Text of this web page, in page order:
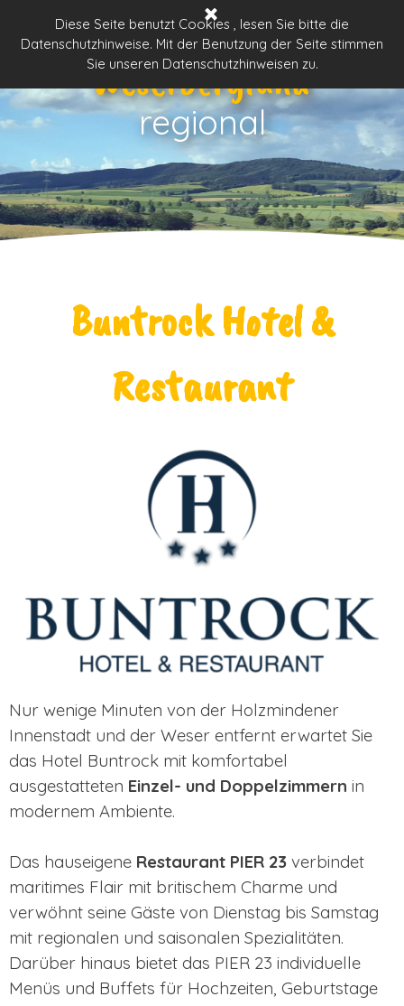
Diese Seite benutzt Cookies , lesen Sie bitte die
Datenschutzhinweise. Mit der Benutzung der Seite stimmen
Sie unseren Datenschutzhinweisen zu.
Menü überspringen
Weserbergland
regional
Buntrock Hotel &
Restaurant
Nur wenige Minuten von der Holzmindener
Innenstadt und der Weser entfernt erwartet Sie
das Hotel Buntrock mit komfortabel
ausgestatteten Einzel- und Doppelzimmern in
modernem Ambiente.
Das hauseigene Restaurant PIER 23 verbindet
maritimes Flair mit britischem Charme und
verwöhnt seine Gäste von Dienstag bis Samstag
mit regionalen und saisonalen Spezialitäten.
Darüber hinaus bietet das PIER 23 individuelle
Menüs und Buffets für Hochzeiten, Geburtstage